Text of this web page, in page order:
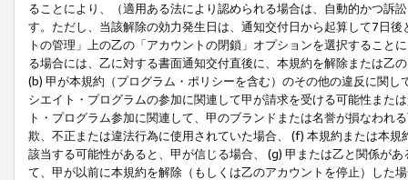
ることにより、（適用ある法により認められる場合は、自動的かつ訴
す。ただし、当該解除の効力発生日は、通知交付日から起算して7日
トの管理」上の乙の「アカウントの閉鎖」オプションを選択するこ
る場合には、乙に対する書面通知交付直後に、本規約を解除または乙
(b) 甲が本規約（プログラム・ポリシーを含む）のその他の違反に関
シエイト・プログラムの参加に関連して甲が請求を受ける可能性また
ト・プログラム参加に関連して、甲のブランドまたは名誉が損なわれ
欺、不正または違法行為に使用されていた場合、 (f) 本規約または本
該当する可能性があると、甲が信じる場合、 (g) 甲または乙と関係が
て、甲が以前に本規約を解除（もしくは乙のアカウントを停止）した